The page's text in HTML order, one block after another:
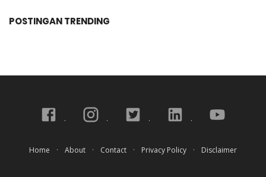
POSTINGAN TRENDING
Home About Contact Privacy Policy Disclaimer